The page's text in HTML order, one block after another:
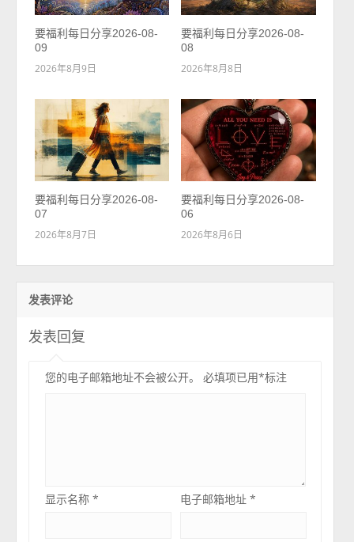
要福利每日分享2026-08-
09
2026年8月9日
要福利每日分享2026-08-
08
2026年8月8日
要福利每日分享2026-08-
07
2026年8月7日
要福利每日分享2026-08-
06
2026年8月6日
发表评论
发表回复
您的电子邮箱地址不会被公开。 必填项已用*标注
显示名称* 电子邮箱地址*